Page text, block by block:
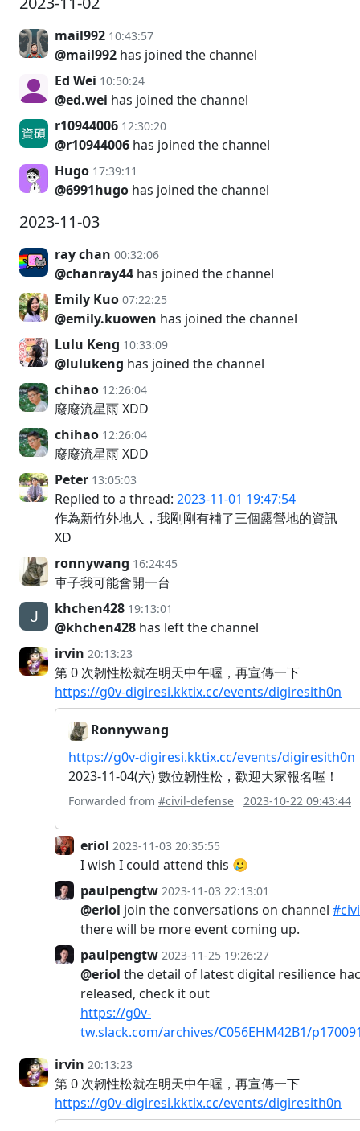
mail992 10:43:57
@mail992 has joined the channel
Ed Wei 10:50:24
@ed.wei has joined the channel
r10944006 12:30:20
@r10944006 has joined the channel
Hugo 17:39:11
@6991hugo has joined the channel
2023-11-03
ray chan 00:32:06
@chanray44 has joined the channel
Emily Kuo 07:22:25
@emily.kuowen has joined the channel
Lulu Keng 10:33:09
@lulukeng has joined the channel
chihao 12:26:04
廢廢流星雨 XDD
chihao 12:26:04
廢廢流星雨 XDD
Peter 13:05:03
Replied to a thread: 2023-11-01 19:47:54
作為新竹外地人，我剛剛有補了三個露營地的資訊
XD
ronnywang 16:24:45
車子我可能會開一台
khchen428 19:13:01
@khchen428 has left the channel
irvin 20:13:23
第 0 次韌性松就在明天中午喔，再宣傳一下
https://g0v-digiresi.kktix.cc/events/digiresith0n
Ronnywang
https://g0v-digiresi.kktix.cc/events/digiresith0n
2023-11-04(六) 數位韌性松，歡迎大家報名喔！
Forwarded from #civil-defense 2023-10-22 09:43:44
eriol 2023-11-03 20:35:55
I wish I could attend this 🥲
paulpengtw 2023-11-03 22:13:01
@eriol join the conversations on channel
there will be more event coming up.
paulpengtw 2023-11-25 19:26:27
@eriol the detail of latest digital resilience
released, check it out
https://g0v-
tw.slack.com/archives/C056EHM42B1/
irvin 20:13:23
第 0 次韌性松就在明天中午喔，再宣傳一下
https://g0v-digiresi.kktix.cc/events/digiresith0n